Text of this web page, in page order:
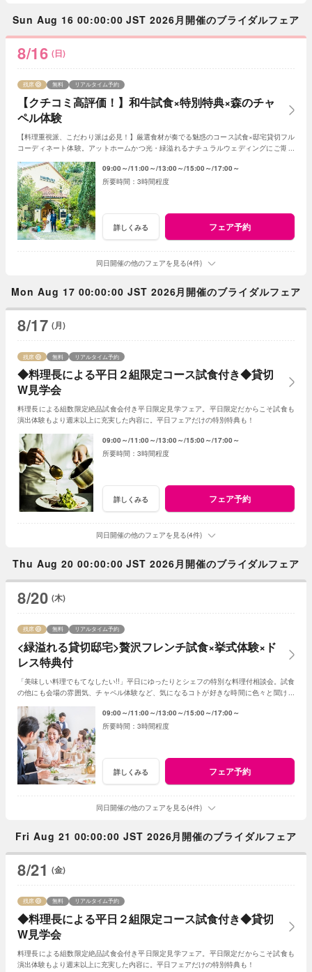
Sun Aug 16 00:00:00 JST 2026月開催のブライダルフェア
8/16 (日)
【クチコミ高評価！】和牛試食×特別特典×森のチャ
ペル体験
残席 無料 リアルタイム予約
【料理重視派、こだわり派は必見！】厳選食材が奏でる魅惑のコース試食×邸宅貸切フル
コーディネート体験。アットホームかつ光・緑溢れるナチュラルウェディングにご期待
09:00～ 11:00～ 13:00～ 15:00～ 17:00～
3時間程度
詳しくみる フェア予約
同日開催の他のフェアを見る(4件)
Mon Aug 17 00:00:00 JST 2026月開催のブライダルフェア
8/17 (月)
◆料理長による平日２組限定コース試食付き◆貸切
W見学会
残席 無料 リアルタイム予約
料理長による組数限定絶品試食会付き平日限定見学フェア。平日限定だからこそ試食も
演出体験もより週末以上に充実した内容に。平日フェアだけの特別特典も！
09:00～ 11:00～ 13:00～ 15:00～ 17:00～
3時間程度
詳しくみる フェア予約
同日開催の他のフェアを見る(4件)
Thu Aug 20 00:00:00 JST 2026月開催のブライダルフェア
8/20 (木)
<緑溢れる貸切邸宅>贅沢フレンチ試食×挙式体験×ド
レス特典付
残席 無料 リアルタイム予約
「美味しい料理でもてなしたい!!」平日にゆったりとシェフの特別な料理付相談会。試食
の他にも会場の雰囲気、チャペル体験など、気になるコトが好きな時間に色々と聞けま
09:00～ 11:00～ 13:00～ 15:00～ 17:00～
3時間程度
詳しくみる フェア予約
同日開催の他のフェアを見る(4件)
Fri Aug 21 00:00:00 JST 2026月開催のブライダルフェア
8/21 (金)
◆料理長による平日２組限定コース試食付き◆貸切
W見学会
残席 無料 リアルタイム予約
料理長による組数限定絶品試食会付き平日限定見学フェア。平日限定だからこそ試食も
演出体験もより週末以上に充実した内容に。平日フェアだけの特別特典も！